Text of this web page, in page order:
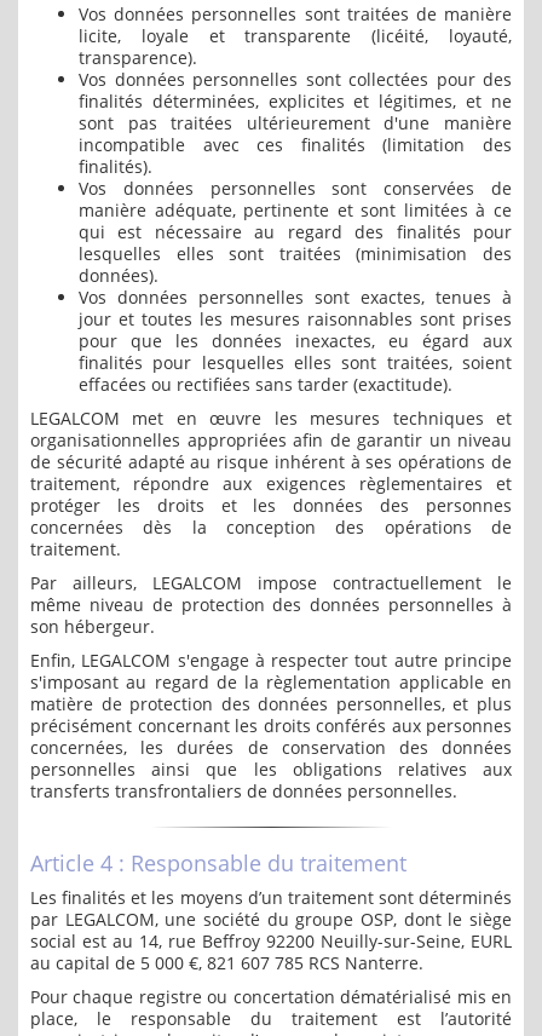
Vos données personnelles sont traitées de manière
licite, loyale et transparente (licéité, loyauté,
transparence).
Vos données personnelles sont collectées pour des
finalités déterminées, explicites et légitimes, et ne
sont pas traitées ultérieurement d'une manière
incompatible avec ces finalités (limitation des
finalités).
Vos données personnelles sont conservées de
manière adéquate, pertinente et sont limitées à ce
qui est nécessaire au regard des finalités pour
lesquelles elles sont traitées (minimisation des
données).
Vos données personnelles sont exactes, tenues à
jour et toutes les mesures raisonnables sont prises
pour que les données inexactes, eu égard aux
finalités pour lesquelles elles sont traitées, soient
effacées ou rectifiées sans tarder (exactitude).
LEGALCOM met en œuvre les mesures techniques et
organisationnelles appropriées afin de garantir un niveau
de sécurité adapté au risque inhérent à ses opérations de
traitement, répondre aux exigences règlementaires et
protéger les droits et les données des personnes
concernées dès la conception des opérations de
traitement.
Par ailleurs, LEGALCOM impose contractuellement le
même niveau de protection des données personnelles à
son hébergeur.
Enfin, LEGALCOM s'engage à respecter tout autre principe
s'imposant au regard de la règlementation applicable en
matière de protection des données personnelles, et plus
précisément concernant les droits conférés aux personnes
concernées, les durées de conservation des données
personnelles ainsi que les obligations relatives aux
transferts transfrontaliers de données personnelles.
Article 4 : Responsable du traitement
Les finalités et les moyens d’un traitement sont déterminés
par LEGALCOM, une société du groupe OSP, dont le siège
social est au 14, rue Beffroy 92200 Neuilly-sur-Seine, EURL
au capital de 5 000 €, 821 607 785 RCS Nanterre.
Pour chaque registre ou concertation dématérialisé mis en
place, le responsable du traitement est l’autorité